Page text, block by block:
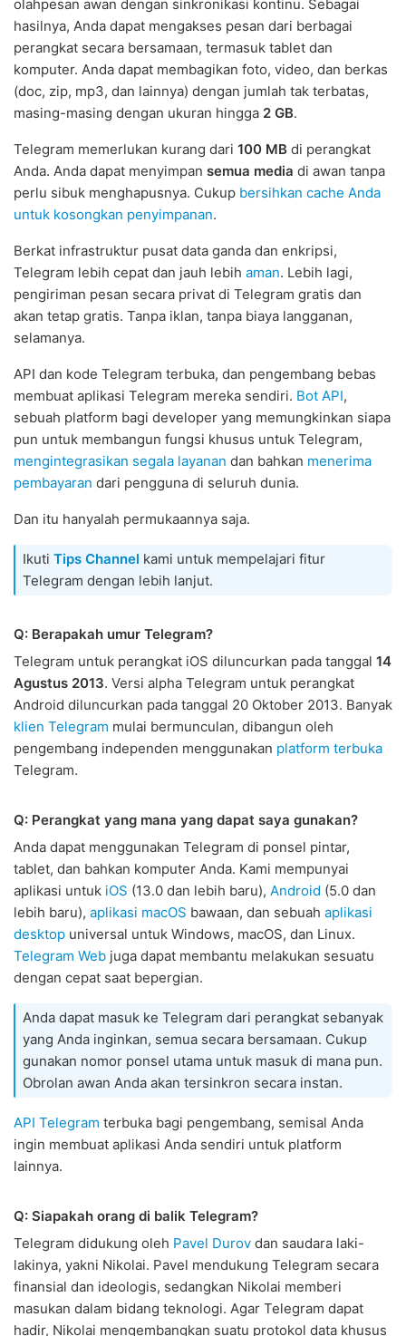
olahpesan awan dengan sinkronikasi kontinu. Sebagai
hasilnya, Anda dapat mengakses pesan dari berbagai
perangkat secara bersamaan, termasuk tablet dan
komputer. Anda dapat membagikan foto, video, dan berkas
(doc, zip, mp3, dan lainnya) dengan jumlah tak terbatas,
masing-masing dengan ukuran hingga 2 GB.
Telegram memerlukan kurang dari 100 MB di perangkat
Anda. Anda dapat menyimpan semua media di awan tanpa
perlu sibuk menghapusnya. Cukup bersihkan cache Anda
untuk kosongkan penyimpanan.
Berkat infrastruktur pusat data ganda dan enkripsi,
Telegram lebih cepat dan jauh lebih aman. Lebih lagi,
pengiriman pesan secara privat di Telegram gratis dan
akan tetap gratis. Tanpa iklan, tanpa biaya langganan,
selamanya.
API dan kode Telegram terbuka, dan pengembang bebas
membuat aplikasi Telegram mereka sendiri. Bot API,
sebuah platform bagi developer yang memungkinkan siapa
pun untuk membangun fungsi khusus untuk Telegram,
mengintegrasikan segala layanan dan bahkan menerima
pembayaran dari pengguna di seluruh dunia.
Dan itu hanyalah permukaannya saja.
Ikuti Tips Channel kami untuk mempelajari fitur
Telegram dengan lebih lanjut.
Q: Berapakah umur Telegram?
Telegram untuk perangkat iOS diluncurkan pada tanggal 14
Agustus 2013. Versi alpha Telegram untuk perangkat
Android diluncurkan pada tanggal 20 Oktober 2013. Banyak
klien Telegram mulai bermunculan, dibangun oleh
pengembang independen menggunakan platform terbuka
Telegram.
Q: Perangkat yang mana yang dapat saya gunakan?
Anda dapat menggunakan Telegram di ponsel pintar,
tablet, dan bahkan komputer Anda. Kami mempunyai
aplikasi untuk iOS (13.0 dan lebih baru), Android (5.0 dan
lebih baru), aplikasi macOS bawaan, dan sebuah aplikasi
desktop universal untuk Windows, macOS, dan Linux.
Telegram Web juga dapat membantu melakukan sesuatu
dengan cepat saat bepergian.
Anda dapat masuk ke Telegram dari perangkat sebanyak
yang Anda inginkan, semua secara bersamaan. Cukup
gunakan nomor ponsel utama untuk masuk di mana pun.
Obrolan awan Anda akan tersinkron secara instan.
API Telegram terbuka bagi pengembang, semisal Anda
ingin membuat aplikasi Anda sendiri untuk platform
lainnya.
Q: Siapakah orang di balik Telegram?
Telegram didukung oleh Pavel Durov dan saudara laki-
lakinya, yakni Nikolai. Pavel mendukung Telegram secara
finansial dan ideologis, sedangkan Nikolai memberi
masukan dalam bidang teknologi. Agar Telegram dapat
hadir, Nikolai mengembangkan suatu protokol data khusus